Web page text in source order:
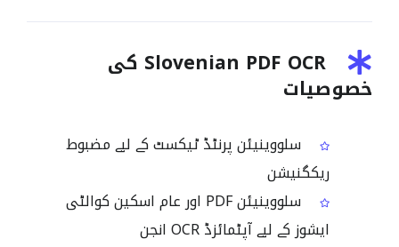
Slovenian PDF OCR کی
خصوصیات
سلووینیئن پرنٹڈ ٹیکسٹ کے لیے مضبوط
ریکگنیشن
سلووینیئن PDF اور عام اسکین کوالٹی
ایشوز کے لیے آپٹمائزڈ OCR انجن